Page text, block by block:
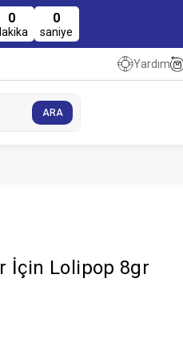
0 0
saniye
Yardım
İçin Lolipop 8gr